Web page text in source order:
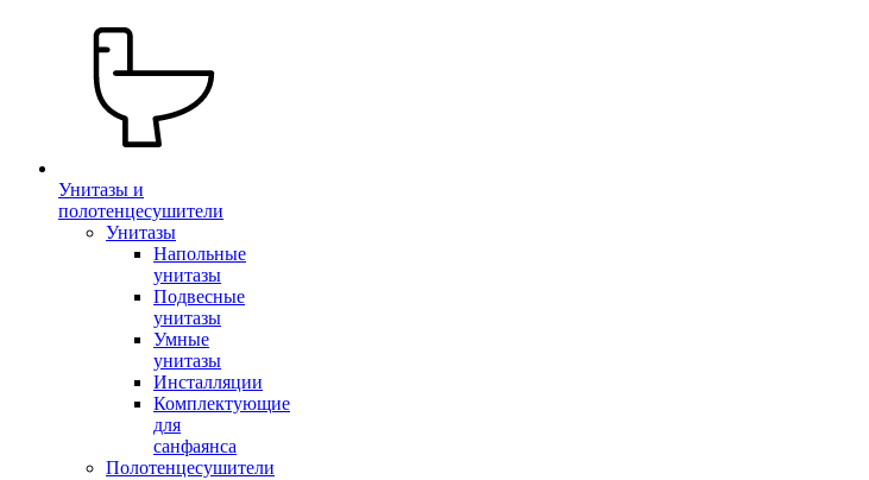
Унитазы и
полотенцесушители
Унитазы
Напольные
унитазы
Подвесные
унитазы
Умные
унитазы
Инсталляции
Комплектующие
для
санфаянса
Полотенцесушители